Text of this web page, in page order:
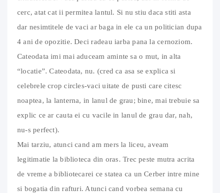
cerc, atat cat ii permitea lantul. Si nu stiu daca stiti asta
dar nesimtitele de vaci ar baga in ele ca un politician dupa
4 ani de opozitie. Deci radeau iarba pana la cernoziom.
Cateodata imi mai aduceam aminte sa o mut, in alta
“locatie”. Cateodata, nu. (cred ca asa se explica si
celebrele crop circles-vaci uitate de pusti care citesc
noaptea, la lanterna, in lanul de grau; bine, mai trebuie sa
explic ce ar cauta ei cu vacile in lanul de grau dar, nah,
nu-s perfect).
Mai tarziu, atunci cand am mers la liceu, aveam
legitimatie la biblioteca din oras. Trec peste mutra acrita
de vreme a bibliotecarei ce statea ca un Cerber intre mine
si bogatia din rafturi. Atunci cand vorbea semana cu